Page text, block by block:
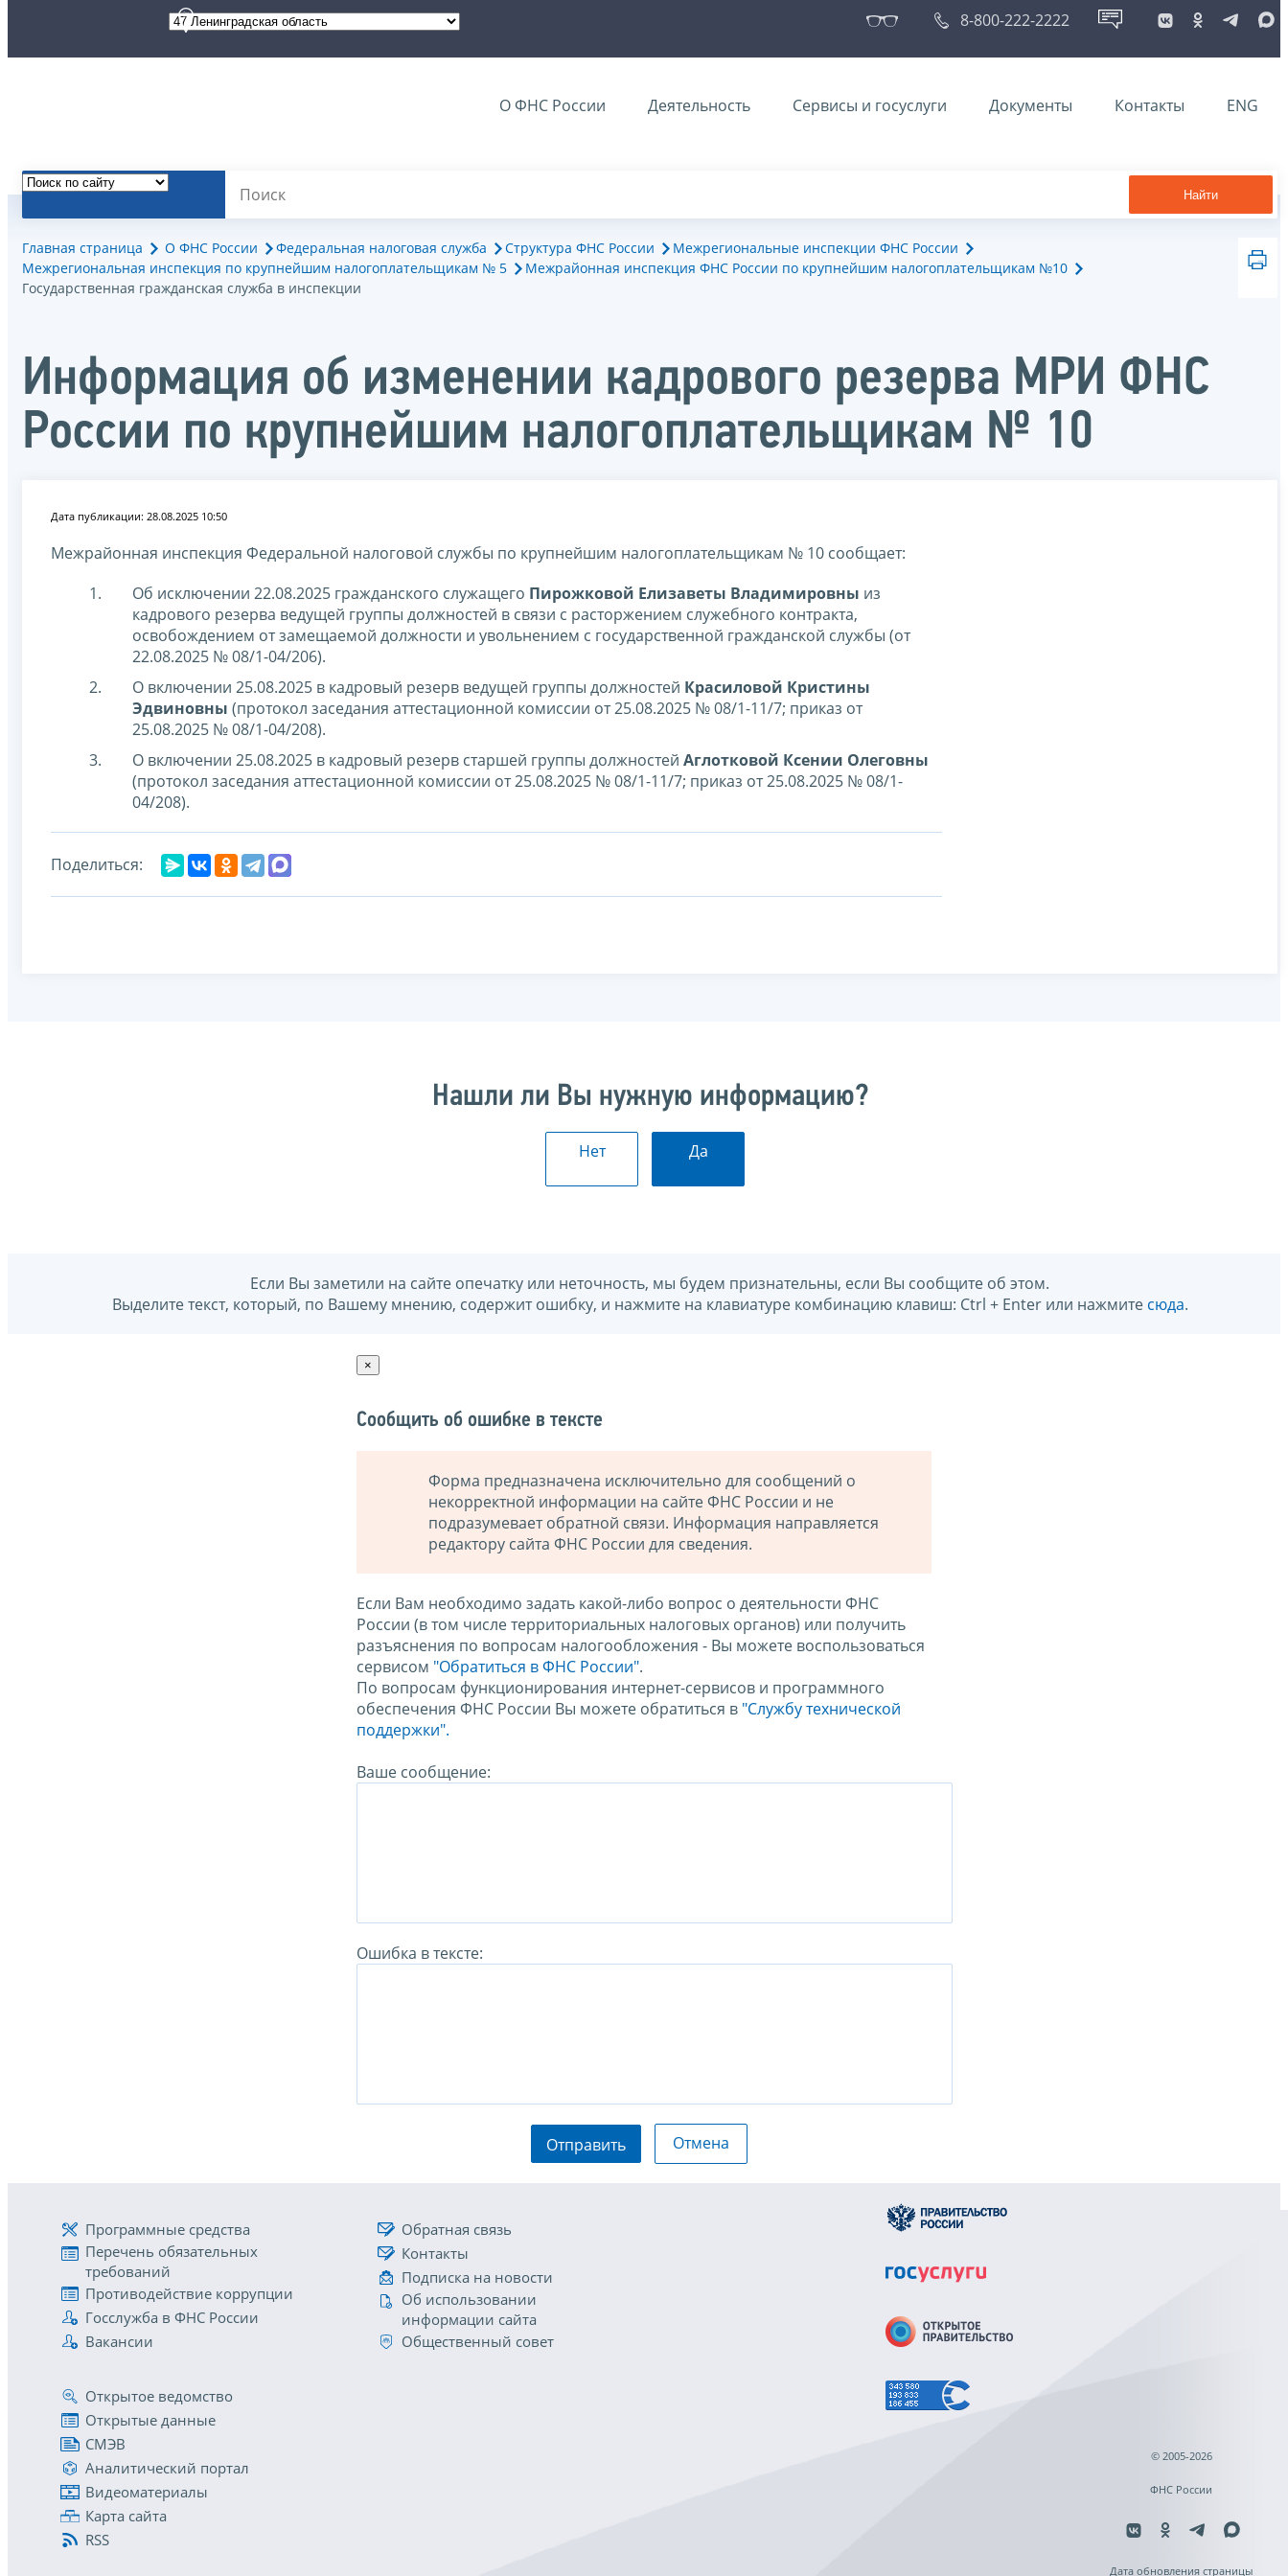
8-800-222-2222
О ФНС России Деятельность Сервисы и госуслуги Документы Контакты ENG
Найти
Главная страница О ФНС России Федеральная налоговая служба Структура ФНС России
Межрегиональные инспекции ФНС России
Межрегиональная инспекция по крупнейшим налогоплательщикам № 5
Межрайонная инспекция ФНС России по крупнейшим налогоплательщикам №10
Государственная гражданская служба в инспекции
Информация об изменении кадрового резерва МРИ ФНС
России по крупнейшим налогоплательщикам № 10
Дата публикации: 28.08.2025 10:50
Межрайонная инспекция Федеральной налоговой службы по крупнейшим налогоплательщикам № 10 сообщает:
Об исключении 22.08.2025 гражданского служащего Пирожковой Елизаветы Владимировны из
кадрового резерва ведущей группы должностей в связи с расторжением служебного контракта,
освобождением от замещаемой должности и увольнением с государственной гражданской службы (от
22.08.2025 № 08/1-04/206).
О включении 25.08.2025 в кадровый резерв ведущей группы должностей Красиловой Кристины
Эдвиновны (протокол заседания аттестационной комиссии от 25.08.2025 № 08/1-11/7; приказ от
25.08.2025 № 08/1-04/208).
О включении 25.08.2025 в кадровый резерв старшей группы должностей Аглотковой Ксении Олеговны
(протокол заседания аттестационной комиссии от 25.08.2025 № 08/1-11/7; приказ от 25.08.2025 № 08/1-
04/208).
Поделиться:
Нашли ли Вы нужную информацию?
Нет Да
Если Вы заметили на сайте опечатку или неточность, мы будем признательны, если Вы сообщите об этом.
Выделите текст, который, по Вашему мнению, содержит ошибку, и нажмите на клавиатуре комбинацию клавиш: Ctrl + Enter или нажмите сюда.
×
Сообщить об ошибке в тексте
Форма предназначена исключительно для сообщений о
некорректной информации на сайте ФНС России и не
подразумевает обратной связи. Информация направляется
редактору сайта ФНС России для сведения.
Если Вам необходимо задать какой-либо вопрос о деятельности ФНС
России (в том числе территориальных налоговых органов) или получить
разъяснения по вопросам налогообложения - Вы можете воспользоваться
сервисом "Обратиться в ФНС России".
По вопросам функционирования интернет-сервисов и программного
обеспечения ФНС России Вы можете обратиться в "Службу технической
поддержки".
Ваше сообщение:
Ошибка в тексте:
Отправить Отмена
Программные средства
Перечень обязательных
требований
Противодействие коррупции
Госслужба в ФНС России
Вакансии
Обратная связь
Контакты
Подписка на новости
Об использовании
информации сайта
Общественный совет
Открытое ведомство
Открытые данные
СМЭВ
Аналитический портал
Видеоматериалы
Карта сайта
RSS
© 2005-2026
ФНС России
Дата обновления страницы